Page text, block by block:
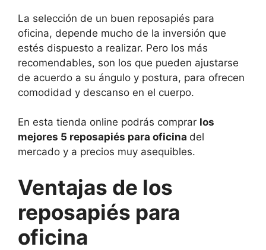
La selección de un buen reposapiés para
oficina, depende mucho de la inversión que
estés dispuesto a realizar. Pero los más
recomendables, son los que pueden ajustarse
de acuerdo a su ángulo y postura, para ofrecen
comodidad y descanso en el cuerpo.
En esta tienda online podrás comprar los
mejores 5 reposapiés para oficina del
mercado y a precios muy asequibles.
Ventajas de los
reposapiés para
oficina